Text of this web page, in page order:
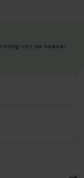
van de kweker.